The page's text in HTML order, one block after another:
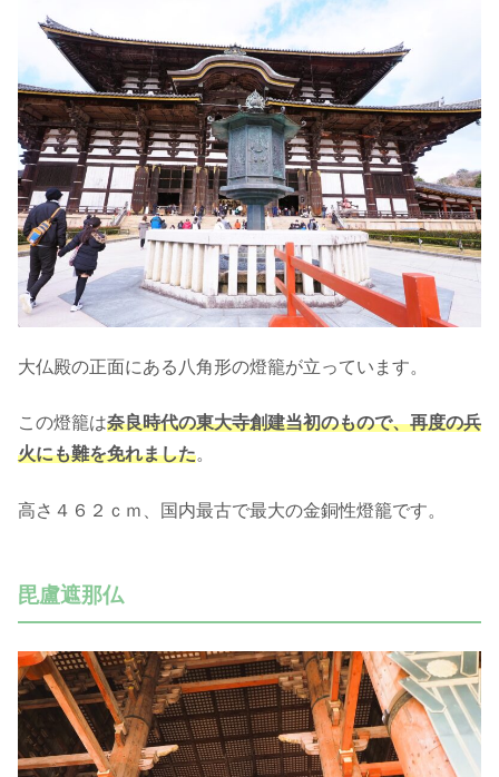
大仏殿の正面にある八角形の燈籠が立っています。
この燈籠は奈良時代の東大寺創建当初のもので、再度の兵
火にも難を免れました。
高さ４６２ｃｍ、国内最古で最大の金銅性燈籠です。
毘盧遮那仏